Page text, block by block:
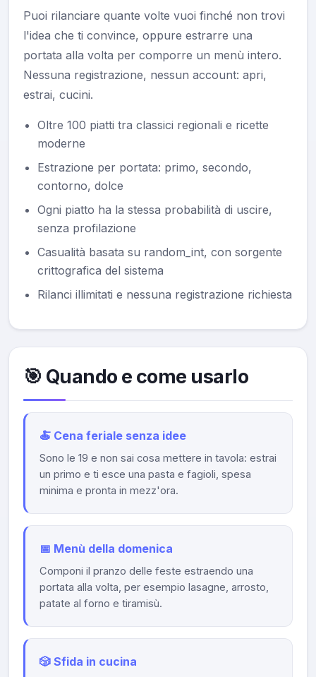
Puoi rilanciare quante volte vuoi finché non trovi
l'idea che ti convince, oppure estrarre una
portata alla volta per comporre un menù intero.
Nessuna registrazione, nessun account: apri,
estrai, cucini.
Oltre 100 piatti tra classici regionali e ricette
moderne
Estrazione per portata: primo, secondo,
contorno, dolce
Ogni piatto ha la stessa probabilità di uscire,
senza profilazione
Casualità basata su random_int, con sorgente
crittografica del sistema
Rilanci illimitati e nessuna registrazione richiesta
🎯 Quando e come usarlo
🍝 Cena feriale senza idee
Sono le 19 e non sai cosa mettere in tavola: estrai
un primo e ti esce una pasta e fagioli, spesa
minima e pronta in mezz'ora.
📅 Menù della domenica
Componi il pranzo delle feste estraendo una
portata alla volta, per esempio lasagne, arrosto,
patate al forno e tiramisù.
🎲 Sfida in cucina